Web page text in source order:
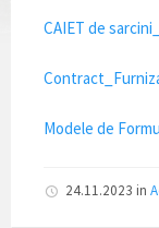
CAIET de
Modele de
24.11.2023 in